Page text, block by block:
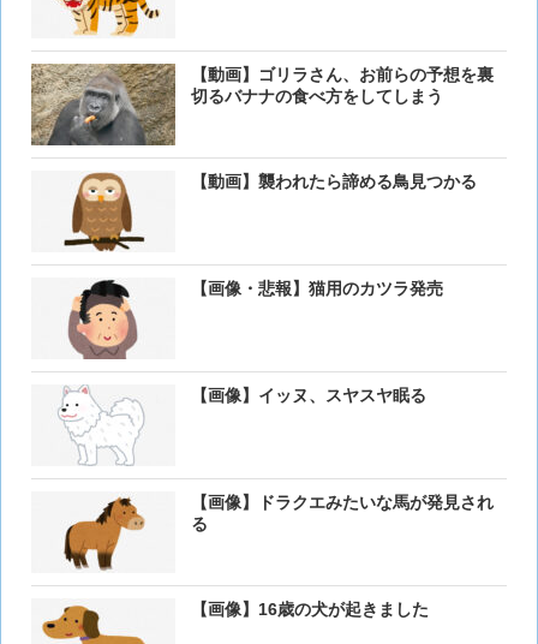
【動画】ゴリラさん、お前らの予想を裏
切るバナナの食べ方をしてしまう
【動画】襲われたら諦める鳥見つかる
【画像・悲報】猫用のカツラ発売
【画像】イッヌ、スヤスヤ眠る
【画像】ドラクエみたいな馬が発見され
る
【画像】16歳の犬が起きました